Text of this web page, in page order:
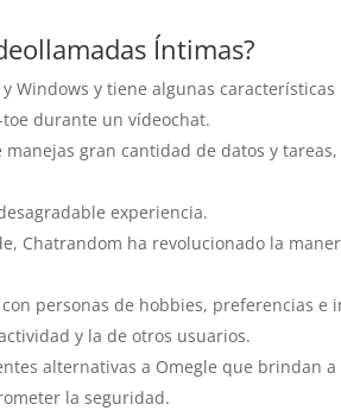
Íntimas?
Windows y tiene algunas
durante un vídeochat.
gran cantidad de datos y
experiencia.
Chatrandom ha revolucionado la
personas de hobbies, preferencias e
y la de otros usuarios.
alternativas a Omegle que brindan
la seguridad.